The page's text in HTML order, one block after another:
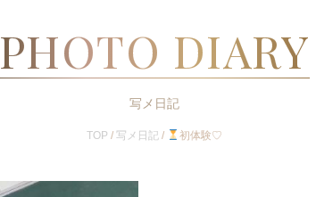
PHOTO DIARY
写メ日記
TOP /写メ日記 / 初体験♡